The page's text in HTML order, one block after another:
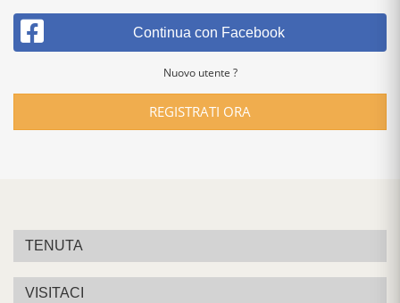
Continua con Facebook
Nuovo utente ?
REGISTRATI ORA
TENUTA
VISITACI